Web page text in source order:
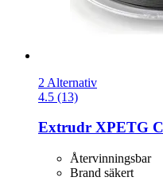
2 Alternativ
4.5 (13)
Extrudr XPETG
Återvinningsbar
Brand säkert